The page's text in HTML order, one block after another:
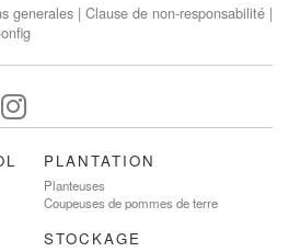
generales | Clause de non-responsabilité |
PLANTATION
Planteuses
Coupeuses de pommes de terre
STOCKAGE